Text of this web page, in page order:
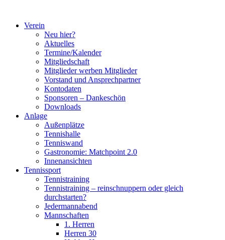
springenVerein
Neu hier?
Aktuelles
Termine/Kalender
Mitgliedschaft
Mitglieder werben Mitglieder
Vorstand und Ansprechpartner
Kontodaten
Sponsoren – Dankeschön
Downloads
Anlage
Außenplätze
Tennishalle
Tenniswand
Gastronomie: Matchpoint 2.0
Innenansichten
Tennissport
Tennistraining
Tennistraining – reinschnuppern oder gleich
durchstarten?
Jedermannabend
Mannschaften
1. Herren
Herren 30